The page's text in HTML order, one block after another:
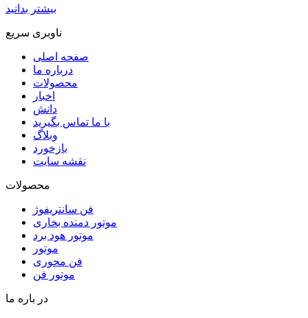
بیشتر بدانید
ناوبری سریع
صفحه اصلی
درباره ما
محصولات
اخبار
دانش
با ما تماس بگیرید
وبلاگ
بازخورد
نقشه سایت
محصولات
فن سانتریفوژ
موتور دمنده بخاری
موتور هود برد
موتور
فن محوری
موتور فن
در باره ما